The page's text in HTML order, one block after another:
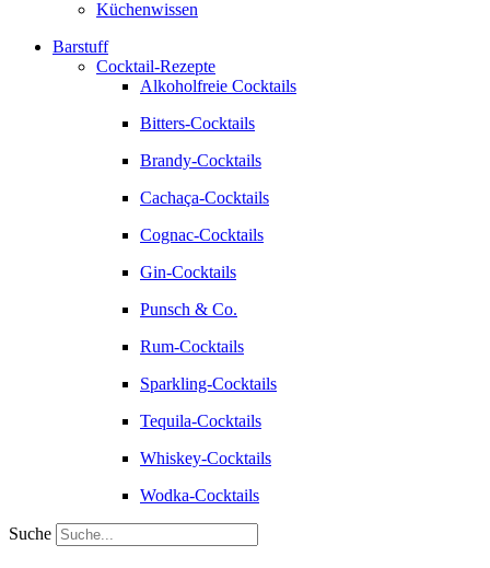
Küchenwissen
Barstuff
Cocktail-Rezepte
Alkoholfreie Cocktails
Bitters-Cocktails
Brandy-Cocktails
Cachaça-Cocktails
Cognac-Cocktails
Gin-Cocktails
Punsch & Co.
Rum-Cocktails
Sparkling-Cocktails
Tequila-Cocktails
Whiskey-Cocktails
Wodka-Cocktails
Suche